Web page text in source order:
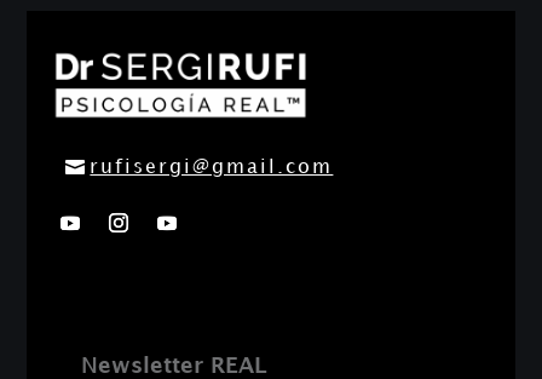
rufisergi@gmail.com
Newsletter REAL